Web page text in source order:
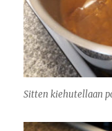
Sitten kiehutellaan